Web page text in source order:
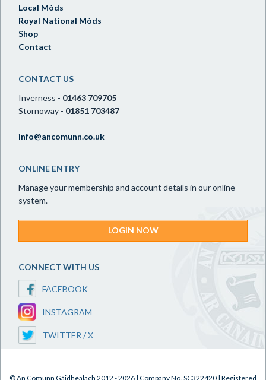
Local Mòds
Royal National Mòds
Shop
Contact
CONTACT US
Inverness - 01463 709705
Stornoway - 01851 703487
info@ancomunn.co.uk
ONLINE ENTRY
Manage your membership and account details in our online
system.
LOGIN NOW
CONNECT WITH US
FACEBOOK
INSTAGRAM
TWITTER / X
© An Comunn Gàidhealach 2012 - 2026 | Company No. SC322420 | Registered